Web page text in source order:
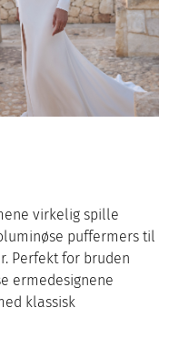
virkelig spille
puffermers til
Perfekt for bruden
ermedesignene
klassisk